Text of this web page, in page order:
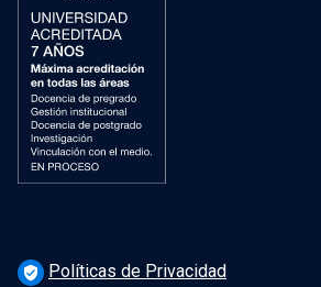
verified_user Políticas de Privacidad